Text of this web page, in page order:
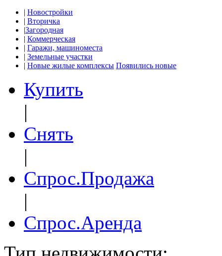
| Новостройки
| Вторичка
|Загородная
| Коммерческая
| Гаражи, машиноместа
| Земельные участки
| Новые жилые комплексы Появились новые
Купить
|
Снять
|
Спрос.Продажа
|
Спрос.Аренда